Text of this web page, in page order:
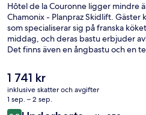
Hôtel de la Couronne ligger mindre
Chamonix - Planpraz Skidlift. Gäster
som specialiserar sig på franska
middag, och deras bastu erbjuder
Det finns även en ångbastu och en
Det
nuvarande
priset
är
1 741 kr
inklusive skatter och avgifter
1 sep. – 2 sep.